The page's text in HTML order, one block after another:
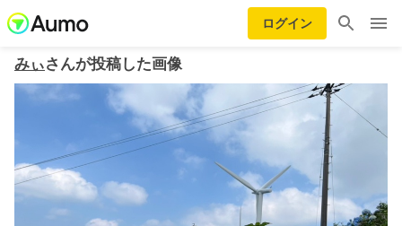
ログイン
みぃさんが投稿した画像